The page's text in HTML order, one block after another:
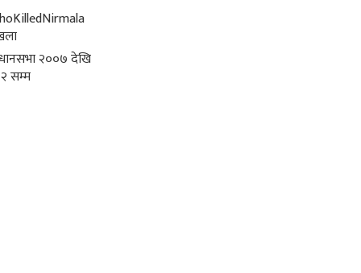
२००७ देखि
सम्म